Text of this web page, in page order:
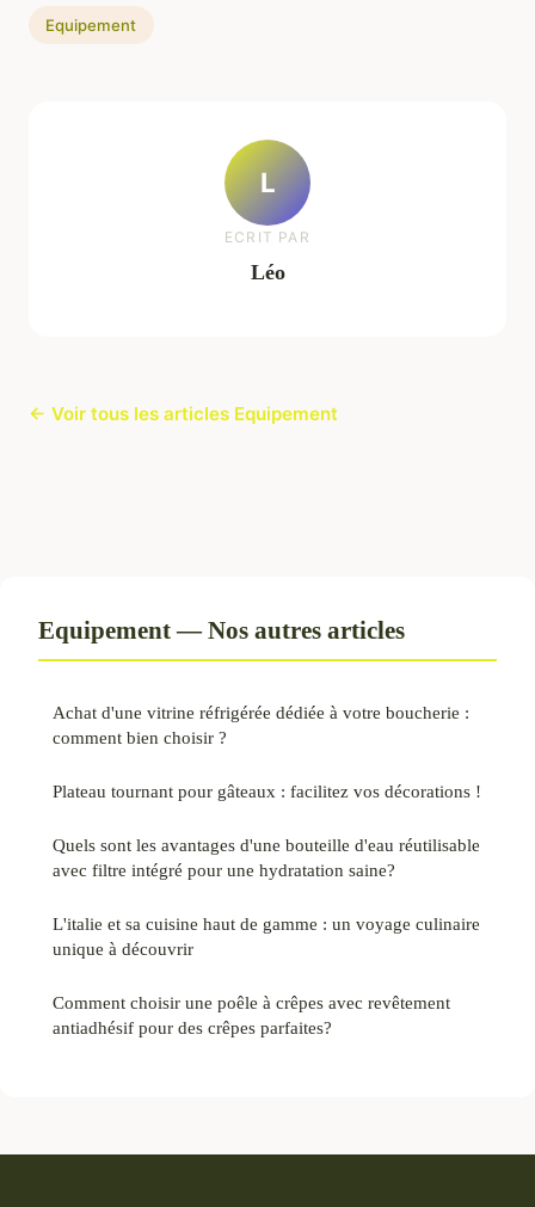
Equipement
L
ECRIT PAR
Léo
← Voir tous les articles Equipement
Equipement — Nos autres articles
Achat d'une vitrine réfrigérée dédiée à votre boucherie :
comment bien choisir ?
Plateau tournant pour gâteaux : facilitez vos décorations !
Quels sont les avantages d'une bouteille d'eau réutilisable
avec filtre intégré pour une hydratation saine?
L'italie et sa cuisine haut de gamme : un voyage culinaire
unique à découvrir
Comment choisir une poêle à crêpes avec revêtement
antiadhésif pour des crêpes parfaites?